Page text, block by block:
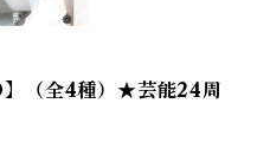
（全4種）★芸能24周